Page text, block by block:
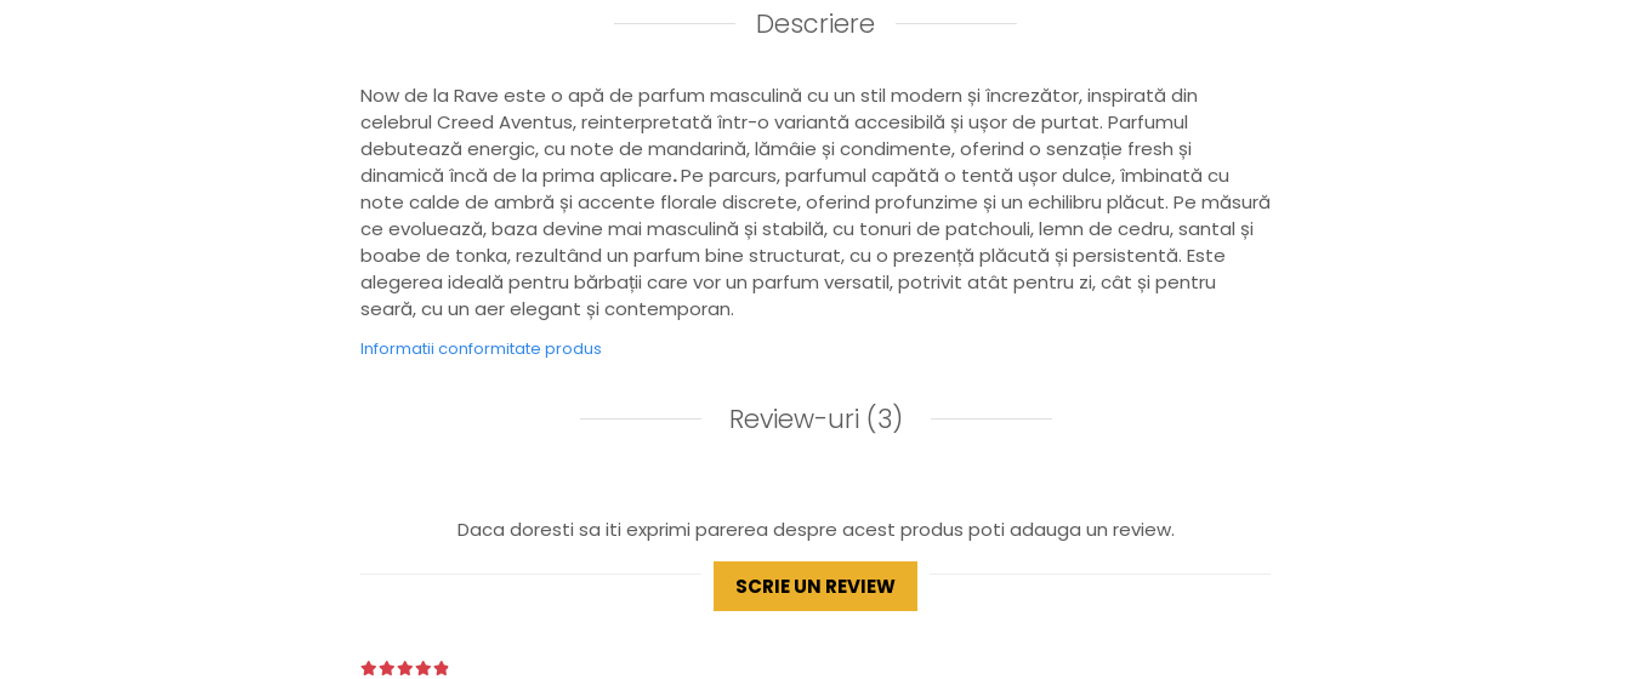
Descriere
Now de la Rave este o apă de parfum masculină cu un stil modern și încrezător, inspirată din
celebrul Creed Aventus, reinterpretată într-o variantă accesibilă și ușor de purtat. Parfumul
debutează energic, cu note de mandarină, lămâie și condimente, oferind o senzație fresh și
dinamică încă de la prima aplicare.Pe parcurs, parfumul capătă o tentă ușor dulce, îmbinată cu
note calde de ambră și accente florale discrete, oferind profunzime și un echilibru plăcut. Pe măsură
ce evoluează, baza devine mai masculină și stabilă, cu tonuri de patchouli, lemn de cedru, santal și
boabe de tonka, rezultând un parfum bine structurat, cu o prezență plăcută și persistentă. Este
alegerea ideală pentru bărbații care vor un parfum versatil, potrivit atât pentru zi, cât și pentru
seară, cu un aer elegant și contemporan.
Informatii conformitate produs
Review-uri (3)
Daca doresti sa iti exprimi parerea despre acest produs poti adauga un review.
SCRIE UN REVIEW